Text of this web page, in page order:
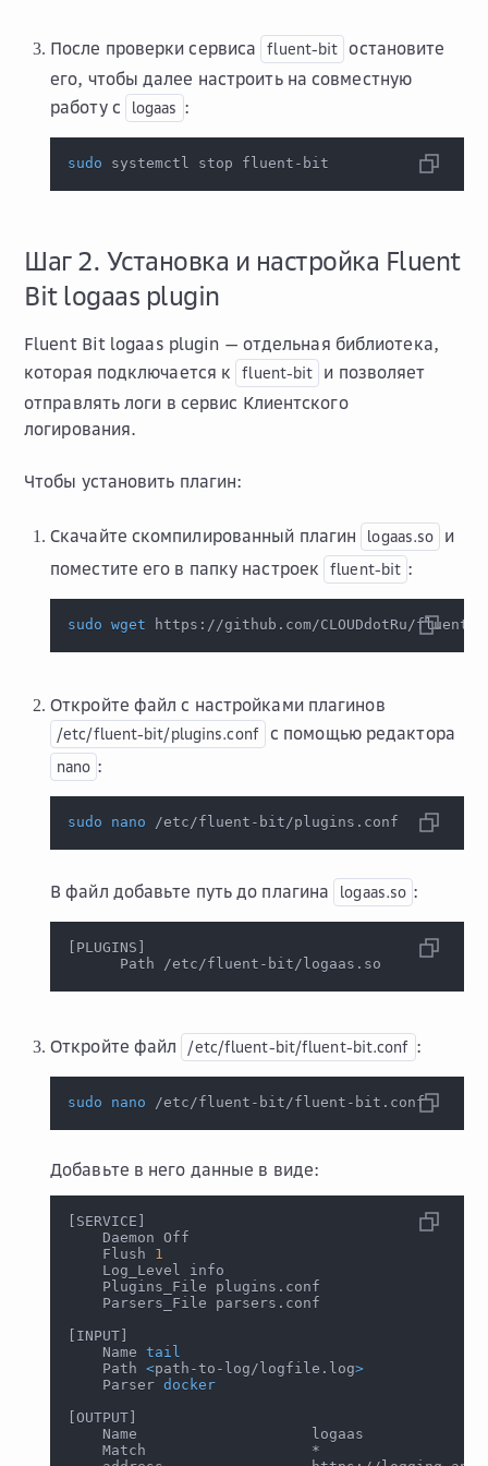
После проверки сервиса fluent-bit остановите
его, чтобы далее настроить на совместную
работу с
logaas :
sudo systemctl stop fluent-bit
Шаг 2. Установка и настройка Fluent
Bit logaas plugin
Fluent Bit logaas plugin — отдельная библиотека,
которая подключается к
fluent-bit
и позволяет
отправлять логи в сервис Клиентского
логирования.
Чтобы установить плагин:
Скачайте скомпилированный плагин logaas.so
и
поместите его в папку настроек
fluent-bit :
sudo wget https://github.com/CLOUDdotRu/
Откройте файл с настройками плагинов
/etc/fluent-bit/plugins.conf с помощью редактора
nano :
sudo nano /etc/fluent-bit/plugins.conf
В файл добавьте путь до плагина logaas.so :
PLUGINS
      Path /etc/fluent-bit/logaas.so
Откройте файл /etc/fluent-bit/fluent-bit.conf :
sudo nano /etc/fluent-bit/fluent-bit.conf
Добавьте в него данные в виде:
SERVICE
    Daemon Off
    Flush
1
    Log_Level info
    Plugins_File plugins.conf
    Parsers_File parsers.conf
INPUT
    Name
tail
    Path
<path-to-log/logfile.log>
    Parser
docker
OUTPUT
    Name                    logaas
    Match                   *